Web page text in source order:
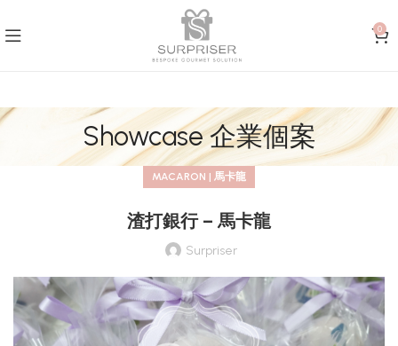
0
Showcase 企業個案
MACARON | 馬卡龍
渣打銀行 – 馬卡龍
Surpriser